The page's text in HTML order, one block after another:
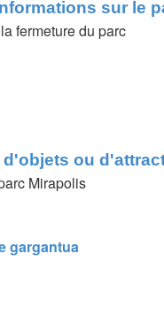
sur le
fermeture du parc
ou
Mirapolis
gargantua